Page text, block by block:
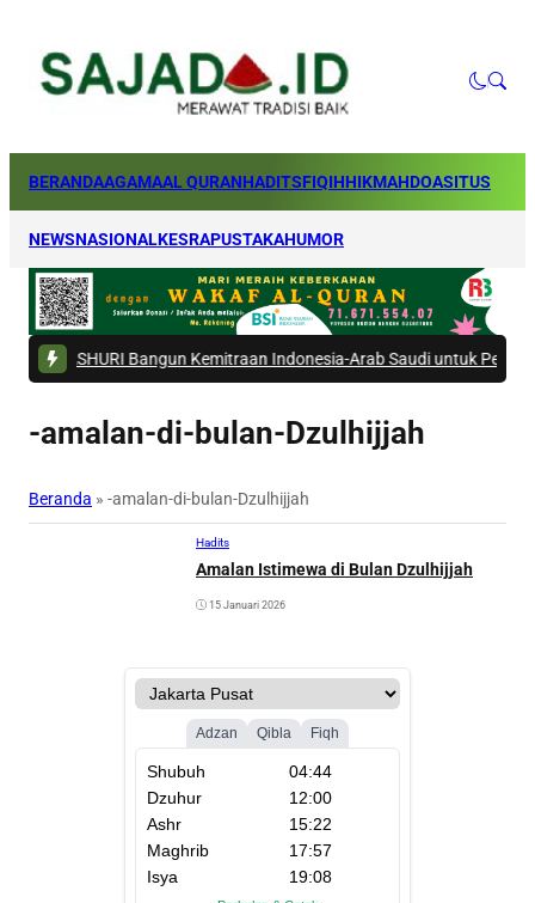
BERANDAAGAMAAL QURANHADITSFIQIHHIKMAHDOASITUS
NEWSNASIONALKESRAPUSTAKAHUMOR
Bangun Kemitraan Indonesia-Arab Saudi untuk Perkuat
-amalan-di-bulan-Dzulhijjah
Beranda » -amalan-di-bulan-Dzulhijjah
Hadits
Amalan Istimewa di Bulan Dzulhijjah
15 Januari 2026